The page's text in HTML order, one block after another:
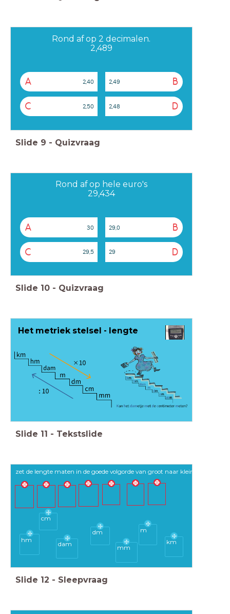
Rond af op 2 decimalen.
2,489
A 2,40 B
2,49
C 2,50 D
2,48
Slide 9 - Quizvraag
Rond af op hele euro's
29,434
A 30 B
29,0
C 29,5 D
29
Slide 10 - Quizvraag
Het metriek stelsel - lengte
Slide 11 - Tekstslide
zet de lengte maten in de goede volgorde van groot naar klein
km
hm
dam
m
dm
cm
mm
Slide 12 - Sleepvraag